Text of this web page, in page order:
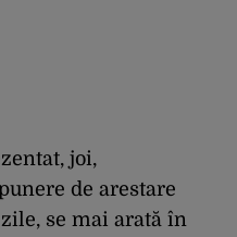
joi,
de arestare
se mai arată în